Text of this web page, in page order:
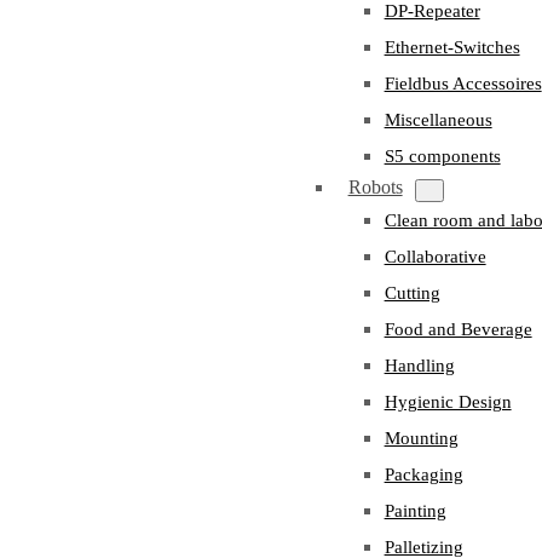
DP-Repeater
Ethernet-Switches
Fieldbus Accessoires
Miscellaneous
S5 components
Robots
Clean room and
Collaborative
Cutting
Food and Beverage
Handling
Hygienic Design
Mounting
Packaging
Painting
Palletizing